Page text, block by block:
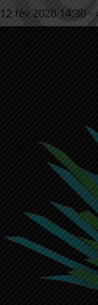
12 fév 2020 14:30-